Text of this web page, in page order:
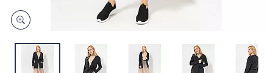
links
bzw.
diese